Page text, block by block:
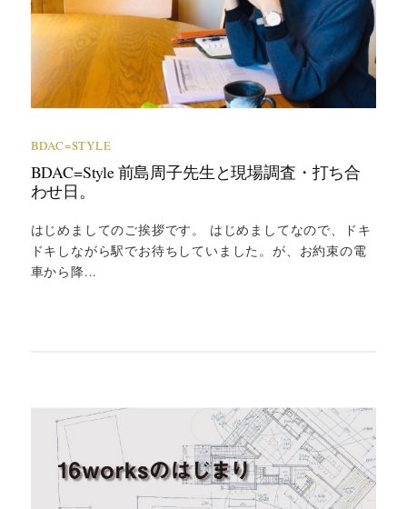
BDAC=STYLE
BDAC=Style 前島周子先生と現場調査・打ち合
わせ日。
はじめましてのご挨拶です。 はじめましてなので、ドキ
ドキしながら駅でお待ちしていました。が、お約束の電
車から降...